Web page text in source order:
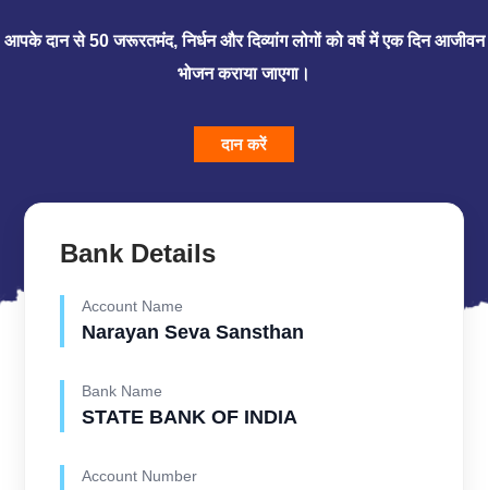
आपके दान से 50 जरूरतमंद, निर्धन और दिव्यांग लोगों को वर्ष में एक दिन आजीवन
भोजन कराया जाएगा।
दान करें
Bank Details
Account Name
Narayan Seva Sansthan
Bank Name
STATE BANK OF INDIA
Account Number